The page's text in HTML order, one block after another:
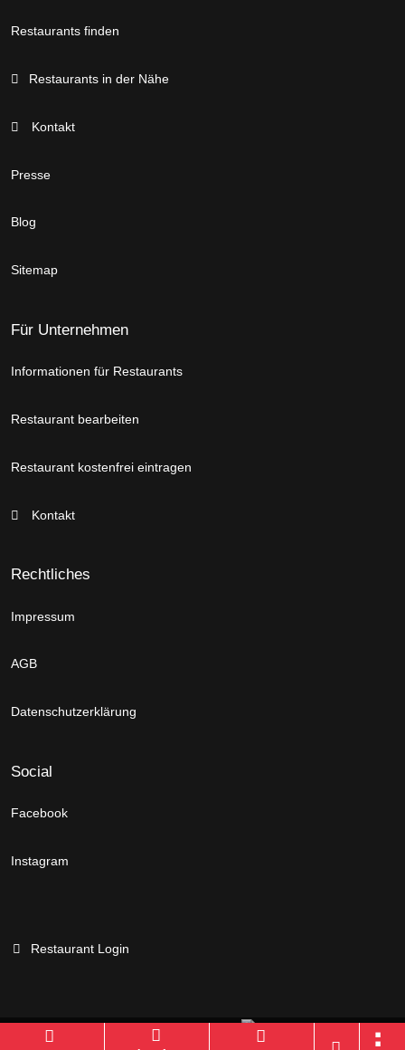
Restaurants finden
Restaurants in der Nähe
Kontakt
Presse
Blog
Sitemap
Für Unternehmen
Informationen für Restaurants
Restaurant bearbeiten
Restaurant kostenfrei eintragen
Kontakt
Rechtliches
Impressum
AGB
Datenschutzerklärung
Social
Facebook
Instagram
Restaurant Login
Branchenportal Software made in Germany